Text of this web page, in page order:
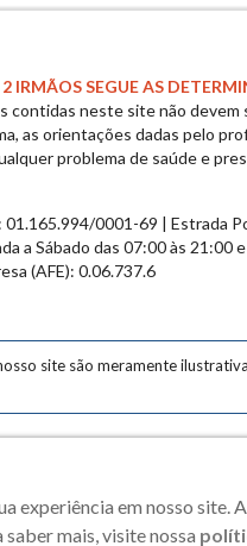
IRMÃOS SEGUE AS
contidas neste site não devem
as orientações dadas pelo
problema de saúde e
0001-69 | Estrada
a Sábado das 07:00 às 21:00
(AFE): 0.06.737.6
site são meramente
- Todos os direitos
em nosso site.
mais, visite nossa